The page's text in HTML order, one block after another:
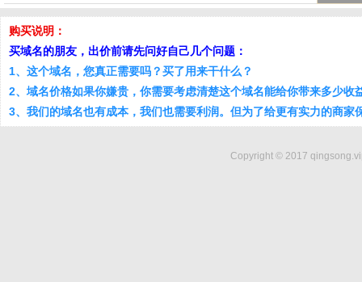
购买说明：
买域名的朋友，出价前请先问好自己几个问题：
1、这个域名，您真正需要吗？买了用来干什么？
2、域名价格如果你嫌贵，你需要考虑清楚这个域名能给你带来多少收
3、我们的域名也有成本，我们也需要利润。但为了给更有实力的商家
Copyright © 2017